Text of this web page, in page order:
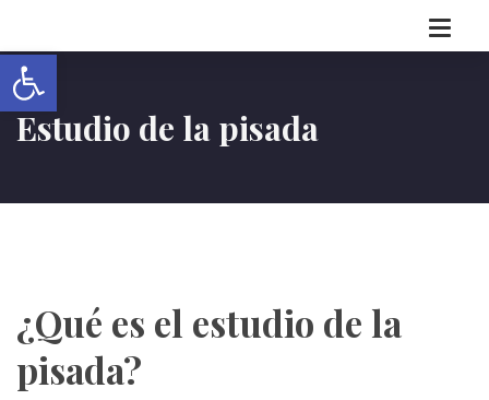
Abrir barra de herramientas
Estudio de la pisada
¿Qué es el estudio de la
pisada?